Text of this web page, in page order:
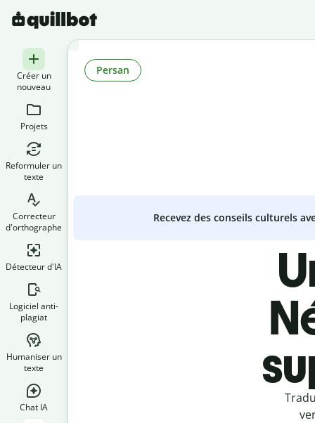
Créer un
nouveau
Projets
Reformuler un
texte
Correcteur
d'orthographe
Détecteur d'IA
Logiciel anti-
plagiat
Humaniser un
texte
Chat IA
Persan
Recevez des conseils culturels